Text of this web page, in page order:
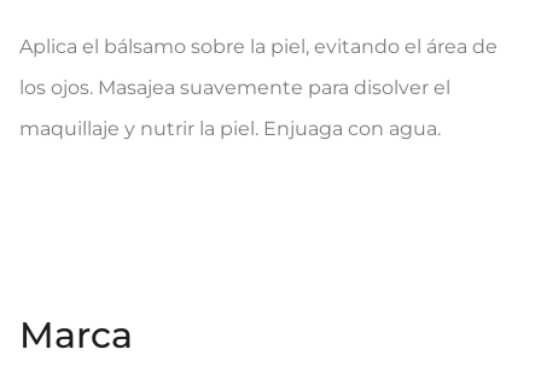
Aplica el bálsamo sobre la piel, evitando el área de
los ojos. Masajea suavemente para disolver el
maquillaje y nutrir la piel. Enjuaga con agua.
Marca